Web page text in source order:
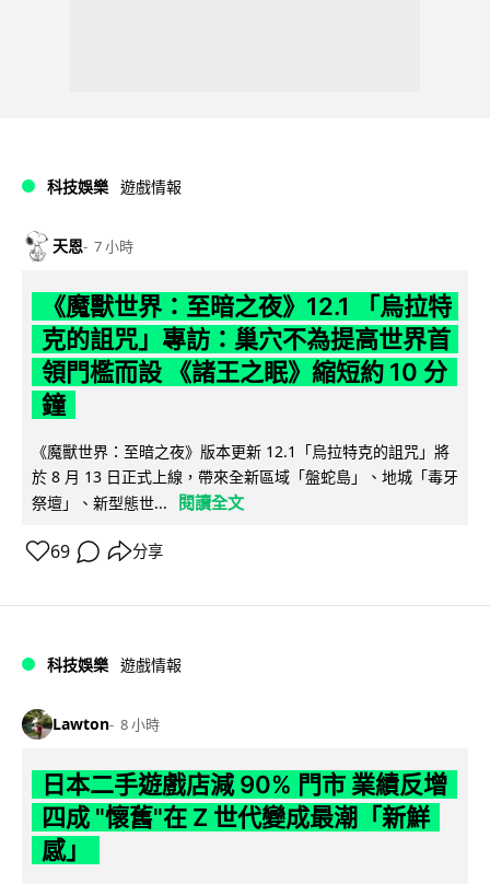
科技娛樂 遊戲情報
天恩 7 小時
《魔獸世界：至暗之夜》12.1 「烏拉特
克的詛咒」專訪：巢穴不為提高世界首
領門檻而設 《諸王之眠》縮短約 10 分
鐘
《魔獸世界：至暗之夜》版本更新 12.1「烏拉特克的詛咒」將
於 8 月 13 日正式上線，帶來全新區域「盤蛇島」、地城「毒牙
祭壇」、新型態世...
閱讀全文
69 分享
科技娛樂 遊戲情報
Lawton 8 小時
日本二手遊戲店減 90% 門市 業績反增
四成 "懷舊"在 Z 世代變成最潮「新鮮
感」